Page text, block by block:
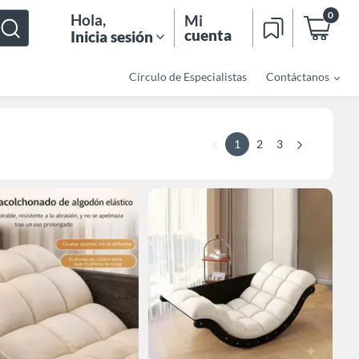
Hola,
Inicia sesión
Mi
cuenta
0
Círculo de Especialistas Contáctanos
1 2 3